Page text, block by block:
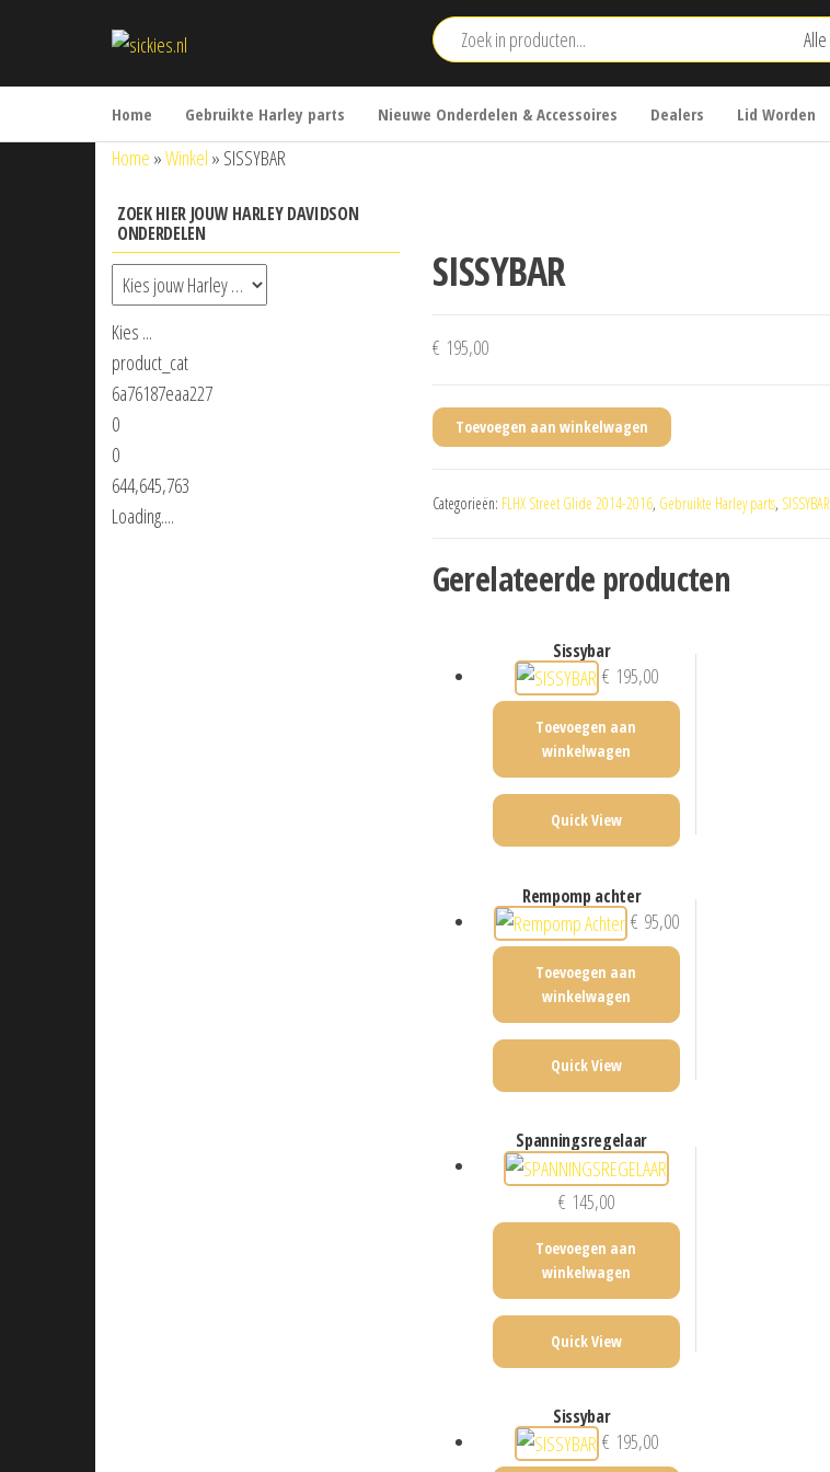
Home Gebruikte Harley parts Nieuwe Onderdelen & Accessoires Dealers Lid Worden
Home »Winkel » SISSYBAR
SISSYBAR
€ 195,00
Toevoegen aan winkelwagen
Categorieën: FLHX Street Glide 2014-2016, Gebruikte Harley parts, SISSYBAR
Gerelateerde producten
sissybar
€ 195,00
Toevoegen aan
winkelwagen
Quick View
rempomp achter
€ 95,00
Toevoegen aan
winkelwagen
Quick View
spanningsregelaar
€ 145,00
Toevoegen aan
winkelwagen
Quick View
sissybar
€ 195,00
ZOEK HIER JOUW HARLEY DAVIDSON
ONDERDELEN
Kies ...
product_cat
6a76187eaa227
0
0
644,645,763
Loading....